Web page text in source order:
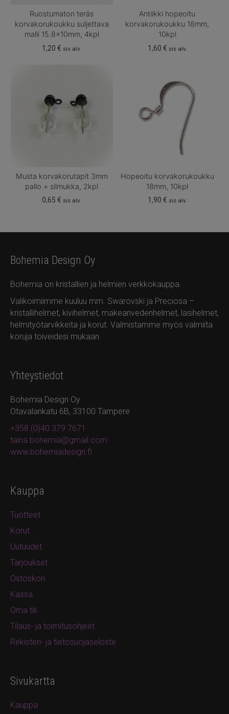
Ruostumaton teräs
korvakorukoukku suljettava
malli 15.8x10mm, 4kpl
1,20€ sis alv.
Antiikki hopeoitu
korvakorukoukku 18mm,
10kpl
1,60 € sis alv.
Musta korvakorutapit 3mm
pallo + silmukka, 2kpl
0,65€ sis alv.
Hopeoitu korvakorukoukku
18mm, 10kpl
1,90 € sis alv.
Bohemia Design Oy
Bohemia on kristallien ja helmien verkkokauppa.
Valikoimiimme kuuluu mm. Swarovski ja Preciosa –
kristallihelmet, kivihelmet, makeanvedenhelmet, lasihelmet,
helmityötarvikkeita ja korut. Valmistamme myös valmiita
koruja toiveidesi mukaan.
Yhteystiedot
Bohemia Design Oy
Otavalankatu 6B, 33100 Tampere
+358 (0)40 379 7671
taina.bohemia@gmail.com
www.bohemiadesign.fi
Kauppa
Tuotteet
Korut
Uutuudet
Tarjoukset
Ostoskori
Kassa
Oma tili
Tilaus- ja toimitusohjeet
Rekisteri- ja tietosuojaseloste
Sivukartta
Kauppa